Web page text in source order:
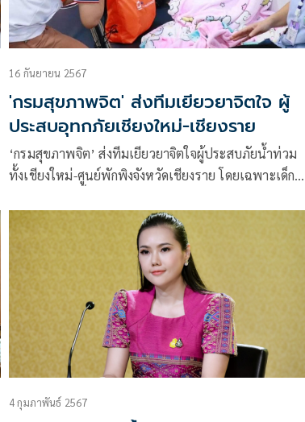
16 กันยายน 2567
'กรมสุขภาพจิต' ส่งทีมเยียวยาจิตใจ ผู้
ประสบอุทกภัยเชียงใหม่-เชียงราย
‘กรมสุขภาพจิต’ ส่งทีมเยียวยาจิตใจผู้ประสบภัยน้ำท่วม
ทั้งเชียงใหม่-ศูนย์พักพิงจังหวัดเชียงราย โดยเฉพาะเด็ก
4 กุมภาพันธ์ 2567